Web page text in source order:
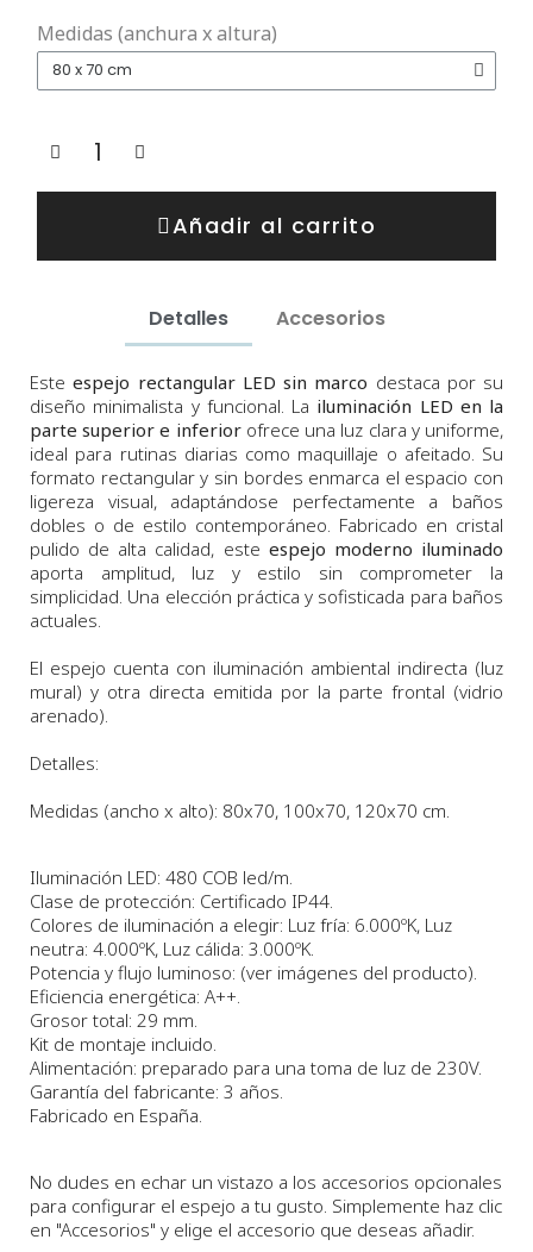
Medidas (anchura x altura)
Añadir al carrito
Detalles Accesorios
Esteespejo rectangular LED sin marco destaca por su
diseño minimalista y funcional. La iluminación LED en la
parte superior e inferiorofrece una luz clara y uniforme,
ideal para rutinas diarias como maquillaje o afeitado. Su
formato rectangular y sin bordes enmarca el espacio con
ligereza visual, adaptándose perfectamente a baños
dobles o de estilo contemporáneo. Fabricado en cristal
pulido de alta calidad, este espejo moderno iluminado
aporta amplitud, luz y estilo sin comprometer la
simplicidad. Una elección práctica y sofisticada para baños
actuales.
El espejo cuenta con iluminación ambiental indirecta (luz
mural) y otra directa emitida por la parte frontal (vidrio
arenado).
Detalles:
Medidas (ancho x alto): 80x70, 100x70, 120x70 cm.
Iluminación LED: 480 COB led/m.
Clase de protección: Certificado IP44.
Colores de iluminación a elegir: Luz fría: 6.000ºK, Luz
neutra: 4.000ºK, Luz cálida: 3.000ºK.
Potencia y flujo luminoso: (ver imágenes del producto).
Eficiencia energética: A++.
Grosor total: 29 mm.
Kit de montaje incluido.
Alimentación: preparado para una toma de luz de 230V.
Garantía del fabricante: 3 años.
Fabricado en España.
No dudes en echar un vistazo a los accesorios opcionales
para configurar el espejo a tu gusto. Simplemente haz clic
en "Accesorios" y elige el accesorio que deseas añadir.